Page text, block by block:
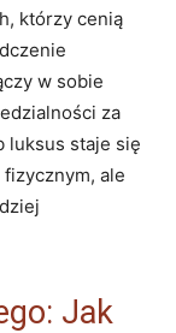
którzy cenią
w sobie
za
luksus staje się
ale
Jak